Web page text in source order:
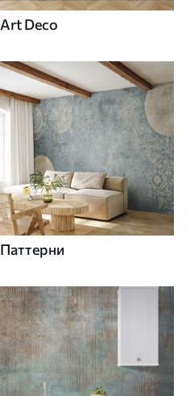
Art Deco
Паттерни